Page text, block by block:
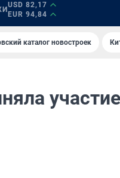
USD 82,17
EUR 94,84
каталог новостроек